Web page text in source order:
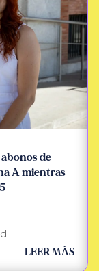
de
A mientras
LEER MÁS